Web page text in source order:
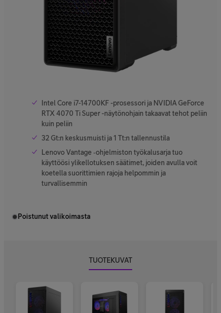
Intel Core i7-14700KF -prosessori ja NVIDIA GeForce
RTX 4070 Ti Super -näytönohjain takaavat tehot peliin
kuin peliin
32 Gt:n keskusmuisti ja 1 Tt:n tallennustila
Lenovo Vantage ‑ohjelmiston työkalusarja tuo
käyttöösi ylikellotuksen säätimet, joiden avulla voit
koetella suorittimien rajoja helpommin ja
turvallisemmin
Poistunut valikoimasta
TUOTEKUVAT